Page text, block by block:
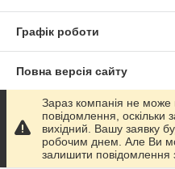
Графік роботи
Повна версія сайту
Сайт створено на
Політика конфіденційності
Зараз компанія не
повідомлення, оскільки
вихідний. Вашу заявку
робочим днем. Але Ви
залишити